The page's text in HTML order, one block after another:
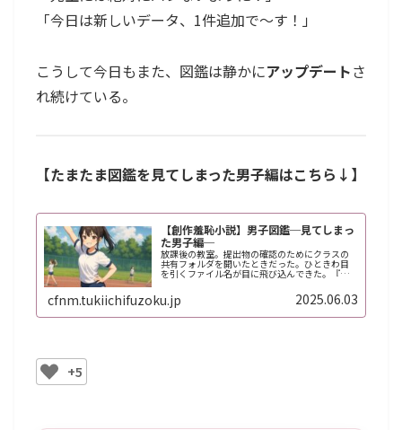
「今日は新しいデータ、1件追加で～す！」
こうして今日もまた、図鑑は静かにアップデートさ
れ続けている。
【たまたま図鑑を見てしまった男子編はこちら↓】
【創作羞恥小説】男子図鑑─見てしまっ
た男子編─
放課後の教室。提出物の確認のためにクラスの
共有フォルダを開いたときだった。ひときわ目
を引くファイル名が目に飛び込んできた。『図
うか。提出用ファイルでも授業用でもない。興
味本位で指が動いた。...
cfnm.tukiichifuzoku.jp 2025.06.03
+5